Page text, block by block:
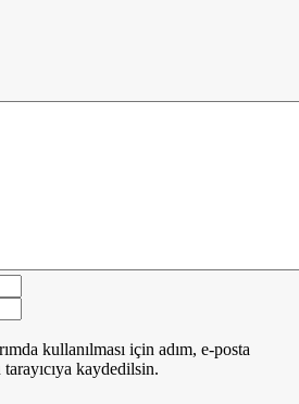
kullanılması için adım, e-posta
kaydedilsin.